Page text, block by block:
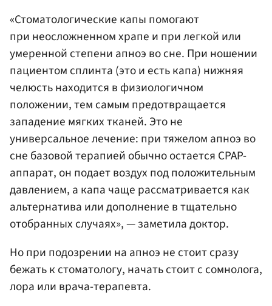
«Стоматологические капы помогают
при неосложненном храпе и при легкой или
умеренной степени апноэ во сне. При ношении
пациентом сплинта (это и есть капа) нижняя
челюсть находится в физиологичном
положении, тем самым предотвращается
западение мягких тканей. Это не
универсальное лечение: при тяжелом апноэ во
сне базовой терапией обычно остается CPAP-
аппарат, он подает воздух под положительным
давлением, а капа чаще рассматривается как
альтернатива или дополнение в тщательно
отобранных случаях», — заметила доктор.
Но при подозрении на апноэ не стоит сразу
бежать к стоматологу, начать стоит с сомнолога,
лора или врача-терапевта.